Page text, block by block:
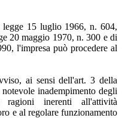
15 luglio 1966, n. 604,
20 maggio 1970, n. 300 e di
l'impresa può procedere al
ai sensi dell'art. 3 della
inadempimento degli
inerenti all'attività
e al regolare funzionamento